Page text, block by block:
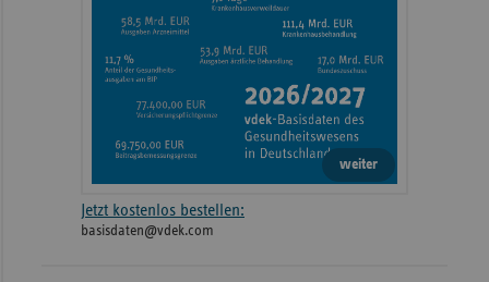
weiter
Jetzt kostenlos bestellen:
basisdaten@vdek.com